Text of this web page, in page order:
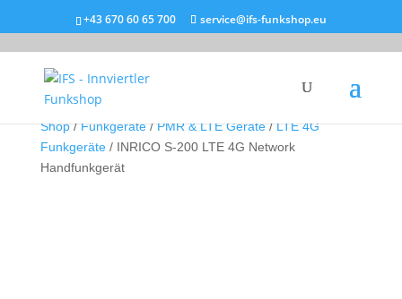
+43 670 60 65 700 service@ifs-funkshop.eu
Shop/Funkgeräte/PMR & LTE Geräte/LTE 4G
Funkgeräte/ INRICO S-200 LTE 4G Network
Handfunkgerät